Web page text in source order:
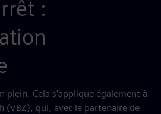
:
plein. Cela s'applique également à
(VBZ), qui, avec le partenaire de